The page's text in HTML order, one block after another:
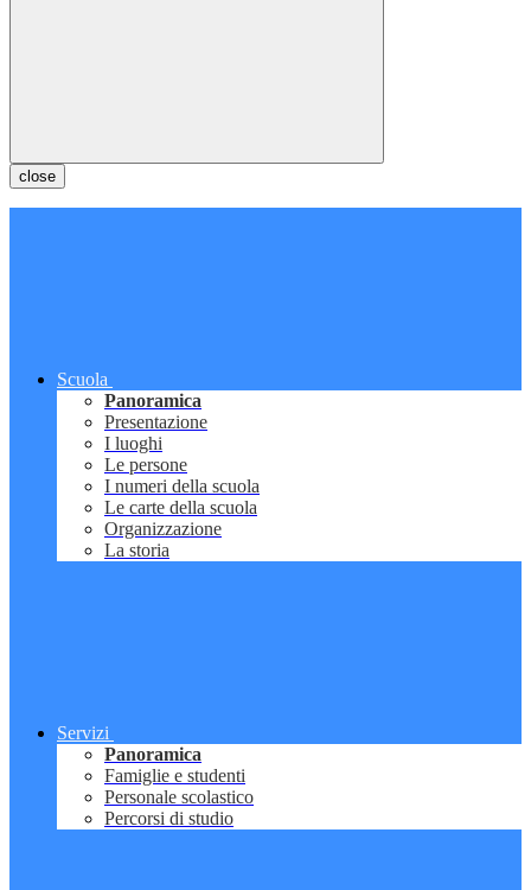
close
Scuola
Panoramica
Presentazione
I luoghi
Le persone
I numeri della scuola
Le carte della scuola
Organizzazione
La storia
Servizi
Panoramica
Famiglie e studenti
Personale scolastico
Percorsi di studio